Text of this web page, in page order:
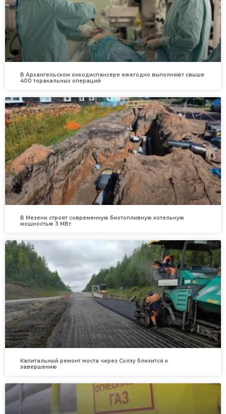
В Архангельском онкодиспансере ежегодно выполняют свыше
400 торакальных операций
В Мезени строят современную биотопливную котельную
мощностью 3 МВт
Капитальный ремонт моста через Солзу близится к
завершению